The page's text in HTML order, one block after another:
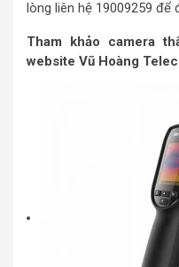
lòng liên hệ 19009259
Tham khảo camera
website Vũ Hoàng